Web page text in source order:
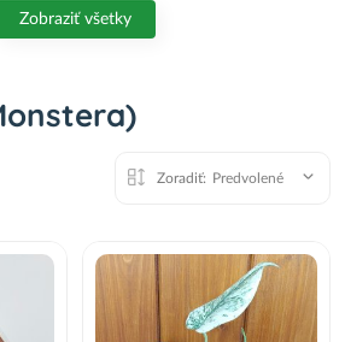
výška 15-25 cm, kont. P6
kont. C3L
Do košíka
Zobraziť všetky
Zoradiť: Predvolené